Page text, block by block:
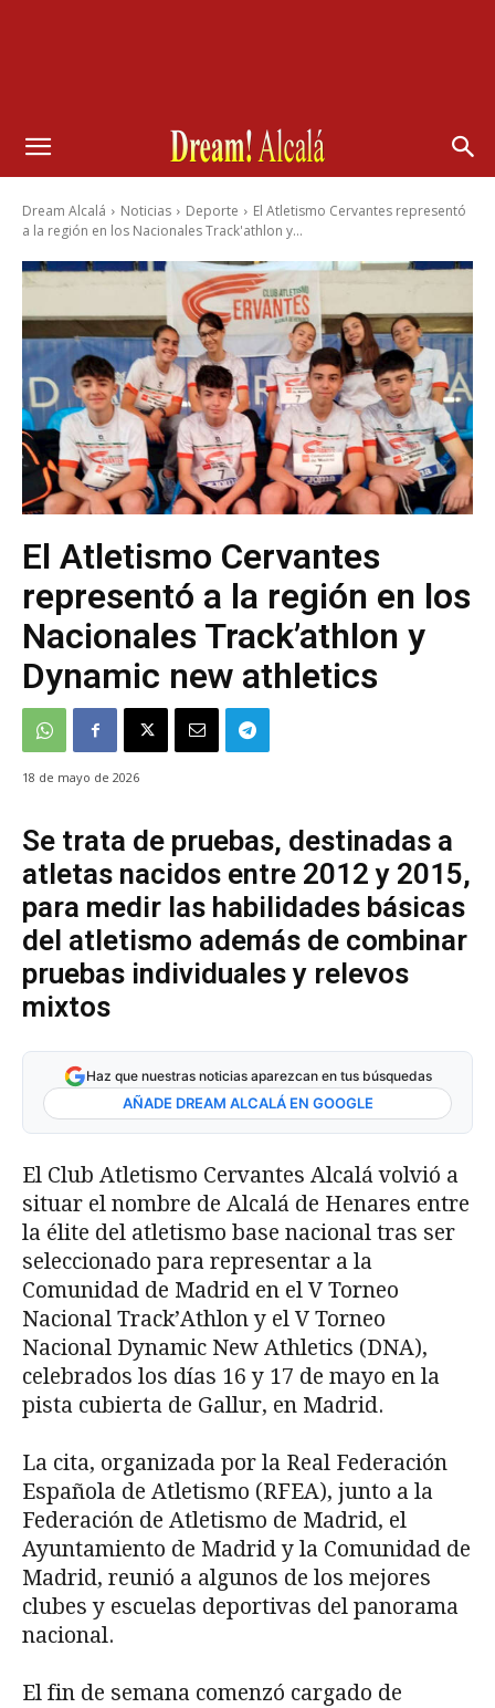
Dream Alcalá Noticias Deporte
El Atletismo Cervantes representó
a la región en los Nacionales Track'athlon y...
El Atletismo Cervantes
representó a la región en los
Nacionales Track’athlon y
Dynamic new athletics
18 de mayo de 2026
Se trata de pruebas, destinadas a
atletas nacidos entre 2012 y 2015,
para medir las habilidades básicas
del atletismo además de combinar
pruebas individuales y relevos
mixtos
Haz que nuestras noticias aparezcan en tus búsquedas
AÑADE DREAM ALCALÁ EN GOOGLE
El Club Atletismo Cervantes Alcalá volvió a
situar el nombre de Alcalá de Henares entre
la élite del atletismo base nacional tras ser
seleccionado para representar a la
Comunidad de Madrid en el V Torneo
Nacional Track’Athlon y el V Torneo
Nacional Dynamic New Athletics (DNA),
celebrados los días 16 y 17 de mayo en la
pista cubierta de Gallur, en Madrid.
La cita, organizada por la Real Federación
Española de Atletismo (RFEA), junto a la
Federación de Atletismo de Madrid, el
Ayuntamiento de Madrid y la Comunidad de
Madrid, reunió a algunos de los mejores
clubes y escuelas deportivas del panorama
nacional.
El fin de semana comenzó cargado de